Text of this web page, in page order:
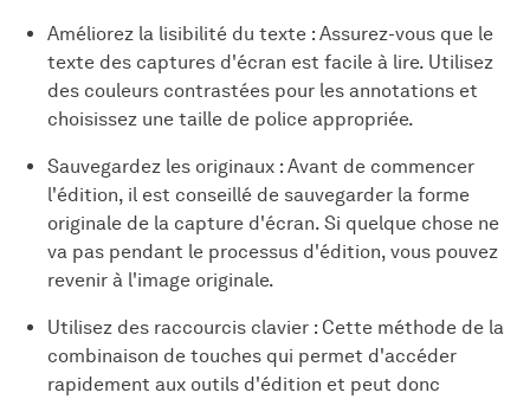
Améliorez la lisibilité du texte : Assurez-vous que le
texte des captures d'écran est facile à lire. Utilisez
des couleurs contrastées pour les annotations et
choisissez une taille de police appropriée.
Sauvegardez les originaux : Avant de commencer
l'édition, il est conseillé de sauvegarder la forme
originale de la capture d'écran. Si quelque chose ne
va pas pendant le processus d'édition, vous pouvez
revenir à l'image originale.
Utilisez des raccourcis clavier : Cette méthode de la
combinaison de touches qui permet d'accéder
rapidement aux outils d'édition et peut donc